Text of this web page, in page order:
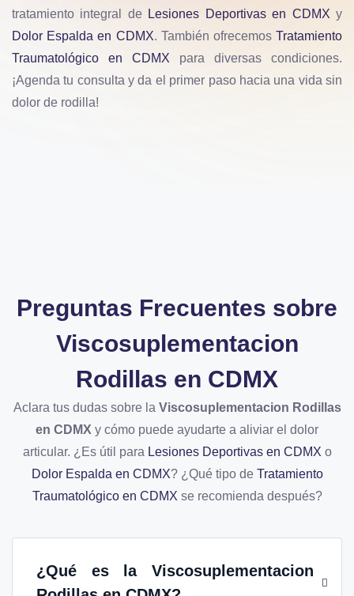
tratamiento integral de Lesiones Deportivas en CDMX y
Dolor Espalda en CDMX. También ofrecemos Tratamiento
Traumatológico en CDMX para diversas condiciones.
¡Agenda tu consulta y da el primer paso hacia una vida sin
dolor de rodilla!
Preguntas Frecuentes sobre
Viscosuplementacion
Rodillas en CDMX
Aclara tus dudas sobre la Viscosuplementacion Rodillas
en CDMX y cómo puede ayudarte a aliviar el dolor
articular. ¿Es útil para Lesiones Deportivas en CDMX o
Dolor Espalda en CDMX? ¿Qué tipo de Tratamiento
Traumatológico en CDMX se recomienda después?
¿Qué es la Viscosuplementacion